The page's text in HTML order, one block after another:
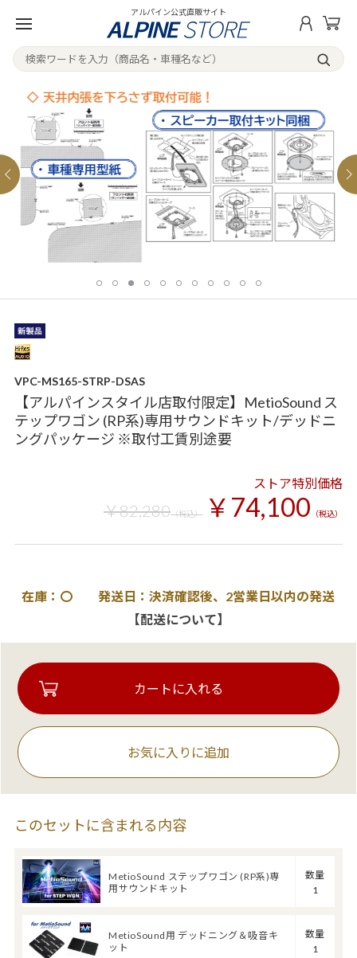
アルパイン公式直販サイト
VPC-MS165-STRP-DSAS
【アルパインスタイル店取付限定】MetioSound ス
テップワゴン (RP系)専用サウンドキット/デッドニ
ングパッケージ ※取付工賃別途要
ストア特別価格
￥82,280（税込） ￥74,100 （税込）
在庫：〇 発送日：決済確認後、2営業日以内の発送
【配送について】
お気に入りに追加
このセットに含まれる内容
MetioSound ステップワゴン (RP系)専
用サウンドキット
数量
1
MetioSound用 デッドニング＆吸音キ
ット
数量
1